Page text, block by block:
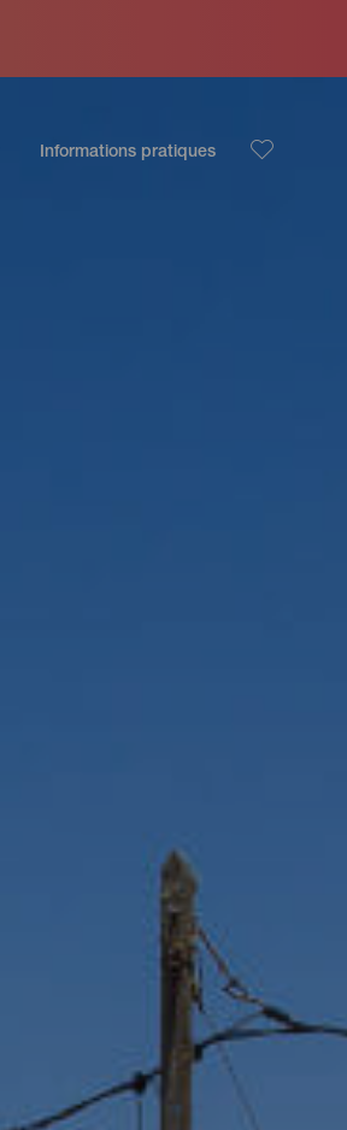
Informations pratiques